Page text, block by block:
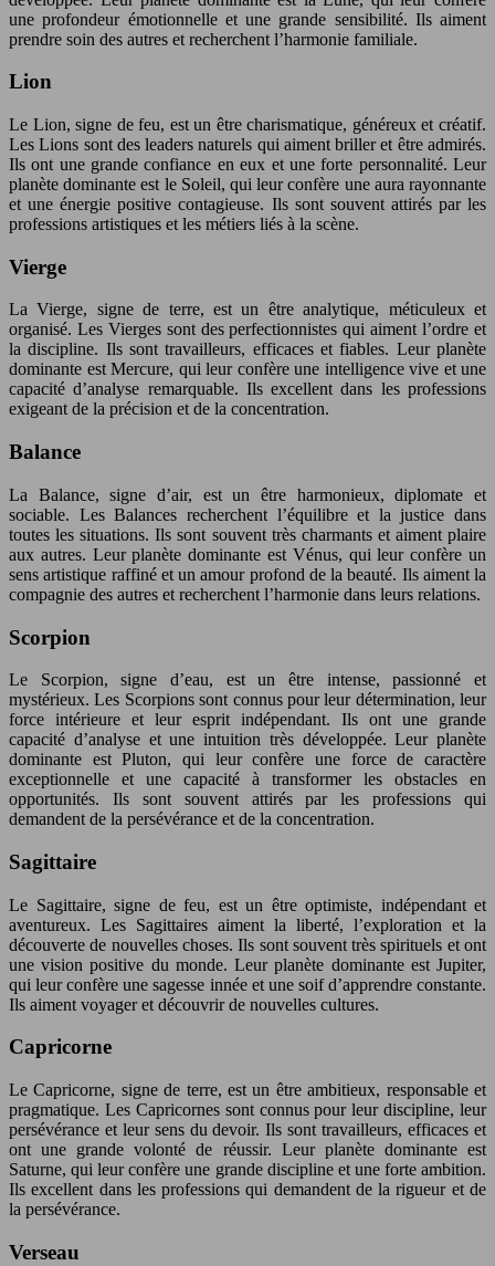
une profondeur émotionnelle et une grande sensibilité. Ils aiment
prendre soin des autres et recherchent l’harmonie familiale.
Lion
Le Lion, signe de feu, est un être charismatique, généreux et créatif.
Les Lions sont des leaders naturels qui aiment briller et être admirés.
Ils ont une grande confiance en eux et une forte personnalité. Leur
planète dominante est le Soleil, qui leur confère une aura rayonnante
et une énergie positive contagieuse. Ils sont souvent attirés par les
professions artistiques et les métiers liés à la scène.
Vierge
La Vierge, signe de terre, est un être analytique, méticuleux et
organisé. Les Vierges sont des perfectionnistes qui aiment l’ordre et
la discipline. Ils sont travailleurs, efficaces et fiables. Leur planète
dominante est Mercure, qui leur confère une intelligence vive et une
capacité d’analyse remarquable. Ils excellent dans les professions
exigeant de la précision et de la concentration.
Balance
La Balance, signe d’air, est un être harmonieux, diplomate et
sociable. Les Balances recherchent l’équilibre et la justice dans
toutes les situations. Ils sont souvent très charmants et aiment plaire
aux autres. Leur planète dominante est Vénus, qui leur confère un
sens artistique raffiné et un amour profond de la beauté. Ils aiment la
compagnie des autres et recherchent l’harmonie dans leurs relations.
Scorpion
Le Scorpion, signe d’eau, est un être intense, passionné et
mystérieux. Les Scorpions sont connus pour leur détermination, leur
force intérieure et leur esprit indépendant. Ils ont une grande
capacité d’analyse et une intuition très développée. Leur planète
dominante est Pluton, qui leur confère une force de caractère
exceptionnelle et une capacité à transformer les obstacles en
opportunités. Ils sont souvent attirés par les professions qui
demandent de la persévérance et de la concentration.
Sagittaire
Le Sagittaire, signe de feu, est un être optimiste, indépendant et
aventureux. Les Sagittaires aiment la liberté, l’exploration et la
découverte de nouvelles choses. Ils sont souvent très spirituels et ont
une vision positive du monde. Leur planète dominante est Jupiter,
qui leur confère une sagesse innée et une soif d’apprendre constante.
Ils aiment voyager et découvrir de nouvelles cultures.
Capricorne
Le Capricorne, signe de terre, est un être ambitieux, responsable et
pragmatique. Les Capricornes sont connus pour leur discipline, leur
persévérance et leur sens du devoir. Ils sont travailleurs, efficaces et
ont une grande volonté de réussir. Leur planète dominante est
Saturne, qui leur confère une grande discipline et une forte ambition.
Ils excellent dans les professions qui demandent de la rigueur et de
la persévérance.
Verseau